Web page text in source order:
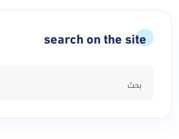
search on the site